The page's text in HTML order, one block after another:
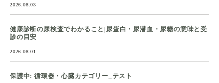
2026.08.03
健康診断の尿検査でわかること|尿蛋白・尿潜血・尿糖の意味と受
診の目安
2026.08.01
保護中: 循環器・心臓カテゴリー_テスト